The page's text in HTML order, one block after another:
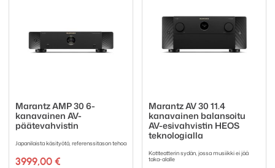
Marantz AMP 30 6-
kanavainen AV-
päätevahvistin
Japanilaista käsityötä, referenssitason tehoa
3999,00 €
Marantz AV 30 11.4
kanavainen balansoitu
AV-esivahvistin HEOS
teknologialla
Kotiteatterin sydän, jossa musiikki ei jää
taka-alalle